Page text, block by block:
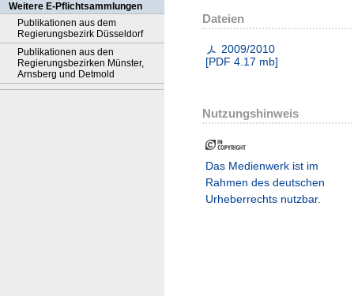
Weitere E-Pflichtsammlungen
Publikationen aus dem
Regierungsbezirk Düsseldorf
Publikationen aus den
Regierungsbezirken Münster,
Arnsberg und Detmold
Dateien
2009/2010
[PDF 4.17 mb]
Nutzungshinweis
Das Medienwerk ist im
Rahmen des deutschen
Urheberrechts nutzbar.